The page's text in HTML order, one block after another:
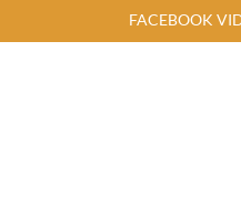
FACEBOOK